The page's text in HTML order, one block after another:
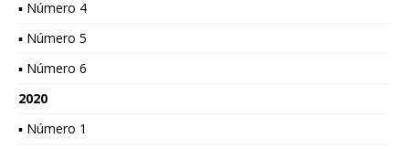
▪ Número 4
▪ Número 5
▪ Número 6
2020
▪ Número 1